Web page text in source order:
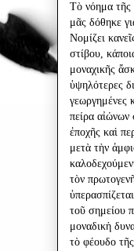
Τὸ νόημα τῆς
μᾶς δόθηκε
Νομίζει
στίβου,
μοναχικῆς
ὑψηλότερες
γεωργημένες
πείρα
ἐποχῆς καὶ
μετὰ τὴν
τὸν
τοῦ σημείου
μοναδικὴ
τὸ φέουδο